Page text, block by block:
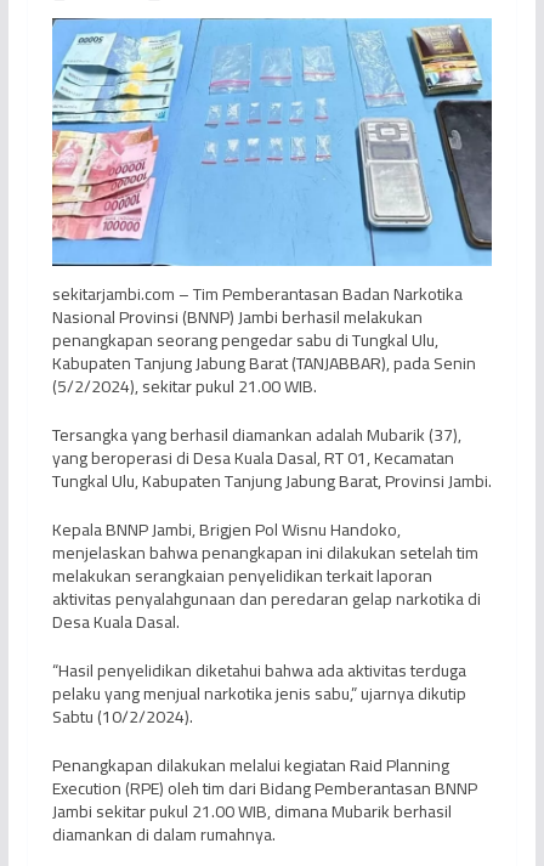
sekitarjambi.com – Tim Pemberantasan Badan Narkotika
Nasional Provinsi (BNNP) Jambi berhasil melakukan
penangkapan seorang pengedar sabu di Tungkal Ulu,
Kabupaten Tanjung Jabung Barat (TANJABBAR), pada Senin
(5/2/2024), sekitar pukul 21.00 WIB.
Tersangka yang berhasil diamankan adalah Mubarik (37),
yang beroperasi di Desa Kuala Dasal, RT 01, Kecamatan
Tungkal Ulu, Kabupaten Tanjung Jabung Barat, Provinsi Jambi.
Kepala BNNP Jambi, Brigjen Pol Wisnu Handoko,
menjelaskan bahwa penangkapan ini dilakukan setelah tim
melakukan serangkaian penyelidikan terkait laporan
aktivitas penyalahgunaan dan peredaran gelap narkotika di
Desa Kuala Dasal.
“Hasil penyelidikan diketahui bahwa ada aktivitas terduga
pelaku yang menjual narkotika jenis sabu,” ujarnya dikutip
Sabtu (10/2/2024).
Penangkapan dilakukan melalui kegiatan Raid Planning
Execution (RPE) oleh tim dari Bidang Pemberantasan BNNP
Jambi sekitar pukul 21.00 WIB, dimana Mubarik berhasil
diamankan di dalam rumahnya.